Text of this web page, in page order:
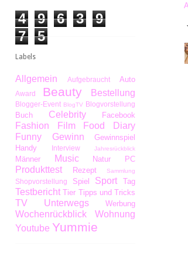
4 9 6 3
9
7
5
Labels
Allgemein Aufgebraucht Auto
Award Beauty Bestellung
Blogger-Event BlogTV Blogvorstellung
Buch Celebrity Facebook
Fashion Film
Food Diary
Funny
Gewinn
Gewinnspiel
Handy
Interview Jahresrückblick
Männer Music Natur PC
Produkttest Rezept Sammlung
Shopvorstellung Spiel Sport Tag
Testbericht Tier Tipps und Tricks
TV Unterwegs Werbung
Wochenrückblick
Wohnung
Youtube Yummie